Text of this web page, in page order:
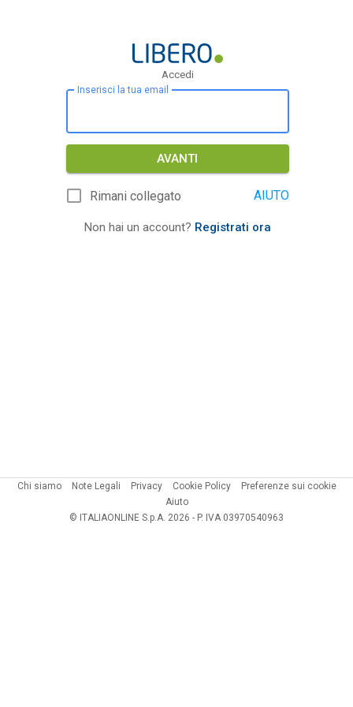
Accedi
Inserisci la tua email
AVANTI
Rimani collegato AIUTO
Non hai un account? Registrati ora
Chi siamo Note Legali Privacy Cookie Policy
Preferenze sui cookie
Aiuto
© ITALIAONLINE S.p.A. 2026 - P. IVA 03970540963